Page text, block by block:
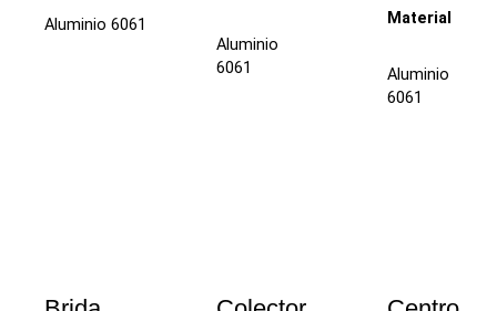
Aluminio 6061
Aluminio
6061
Material
Aluminio
6061